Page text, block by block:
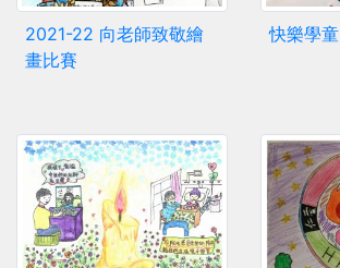
2021-22 向老師致敬繪
畫比賽
快樂學童